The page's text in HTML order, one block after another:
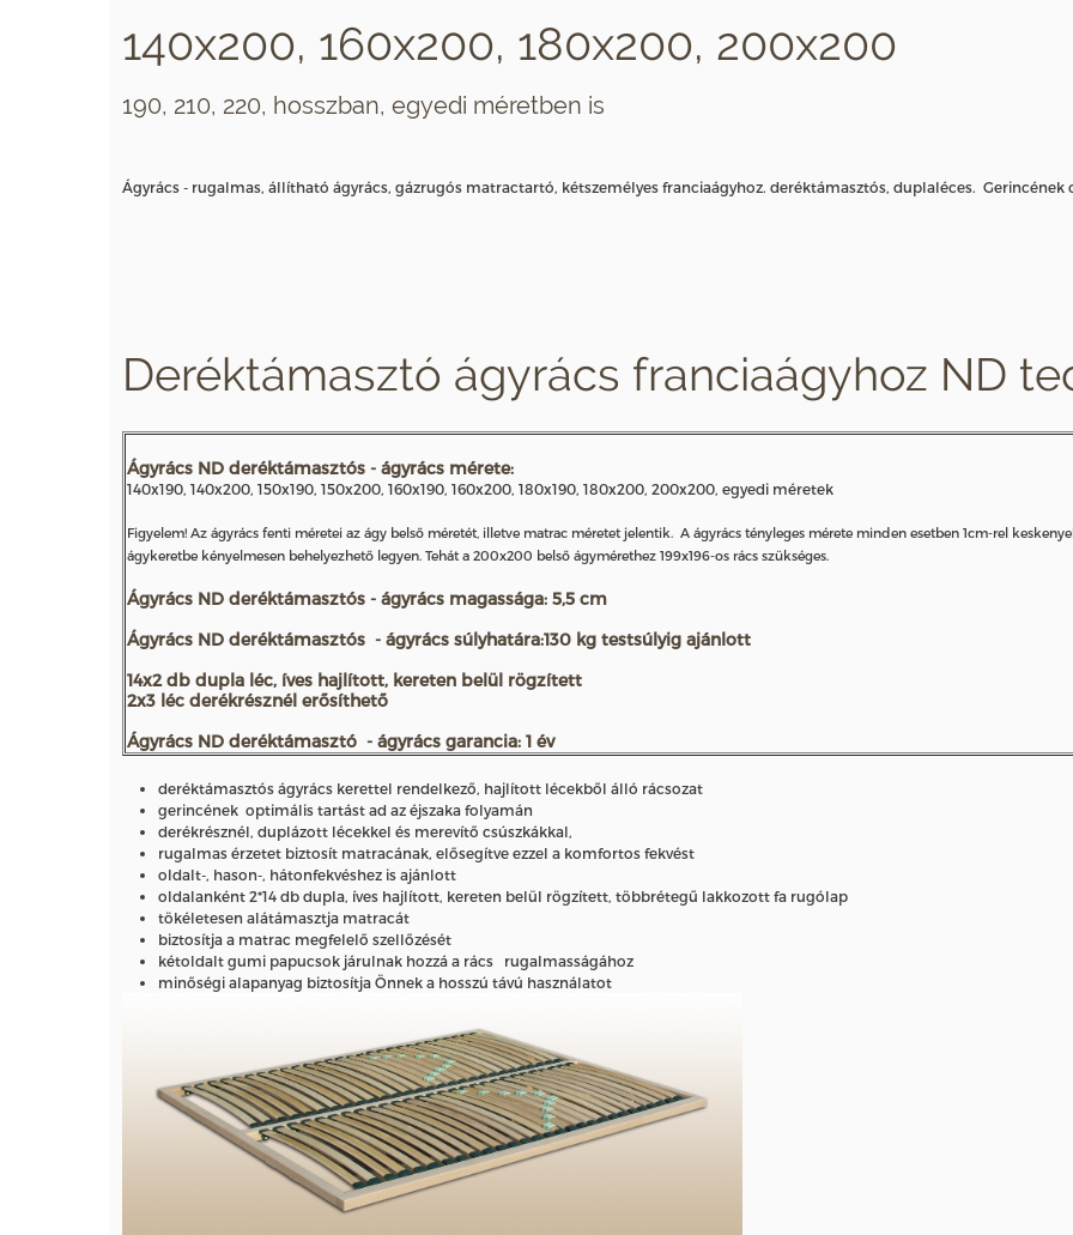
140x200, 160x200, 180x200, 200x200
190, 210, 220, hosszban, egyedi méretben is
Ágyrács - rugalmas, állítható ágyrács, gázrugós matractartó, kétszemélyes franciaágyhoz. deréktámasztós, duplaléces. Gerincének
Deréktámasztó ágyrács franciaágyhoz ND
Ágyrács ND deréktámasztós - ágyrács mérete:
140x190, 140x200, 150x190, 150x200, 160x190, 160x200, 180x190, 180x200, 200x200, egyedi méretek
Figyelem! Az ágyrács fenti méretei az ágy belső méretét, illetve matrac méretet jelentik. A ágyrács tényleges mérete minden esetben 1cm-rel
ágykeretbe kényelmesen behelyezhető legyen. Tehát a 200x200 belső ágymérethez 199x196-os rács szükséges.
Ágyrács ND deréktámasztós - ágyrács magassága: 5,5 cm
Ágyrács ND deréktámasztós - ágyrács súlyhatára:130 kg testsúlyig ajánlott
14x2 db dupla léc, íves hajlított, kereten belül rögzített
2x3 léc derékrésznél erősíthető
Ágyrács ND deréktámasztó - ágyrács garancia: 1 év
deréktámasztós ágyrács kerettel rendelkező, hajlított lécekből álló rácsozat
gerincének optimális tartást ad az éjszaka folyamán
derékrésznél, duplázott lécekkel és merevítő csúszkákkal,
rugalmas érzetet biztosít matracának, elősegítve ezzel a komfortos fekvést
oldalt-, hason-, hátonfekvéshez is ajánlott
oldalanként 2*14 db dupla, íves hajlított, kereten belül rögzített, többrétegű lakkozott fa rugólap
tökéletesen alátámasztja matracát
biztosítja a matrac megfelelő szellőzését
kétoldalt gumi papucsok járulnak hozzá a rács rugalmasságához
minőségi alapanyag biztosítja Önnek a hosszú távú használatot